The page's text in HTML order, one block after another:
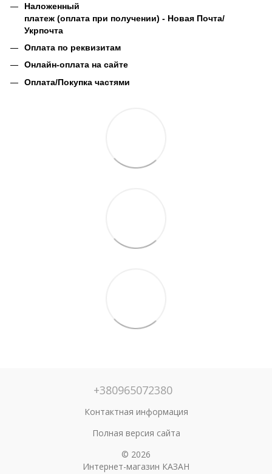
Наложенный
платеж (оплата при получении) - Новая Почта/
Укрпочта
Оплата по реквизитам
Онлайн-оплата на сайте
Оплата/Покупка частями
+380965072380
Контактная информация
Полная версия сайта
© 2026
Интернет-магазин КАЗАН